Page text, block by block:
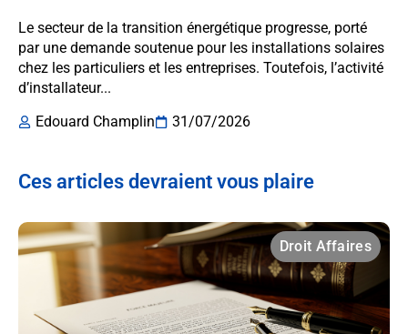
Le secteur de la transition énergétique progresse, porté
par une demande soutenue pour les installations solaires
chez les particuliers et les entreprises. Toutefois, l’activité
d’installateur...
Edouard Champlin
31/07/2026
Ces articles devraient vous plaire
Droit Affaires